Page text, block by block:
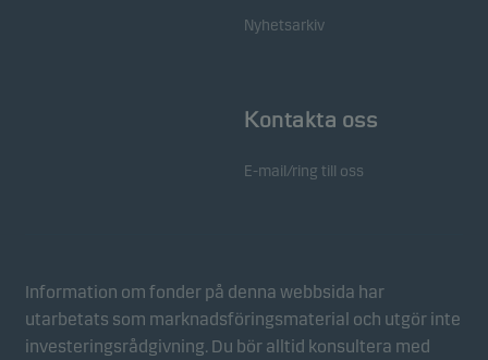
Nyhetsarkiv
Kontakta oss
E-mail/ring till oss
Information om fonder på denna webbsida har
utarbetats som marknadsföringsmaterial och utgör inte
investeringsrådgivning. Du bör alltid konsultera med
Detta gör det möjligt för oss att mäta och optimera
Marknadsföringscookies
identifiera dig (din enhet) och att profilera ditt